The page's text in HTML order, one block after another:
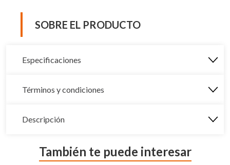
SOBRE EL PRODUCTO
Especificaciones
Términos y condiciones
Descripción
También te puede interesar